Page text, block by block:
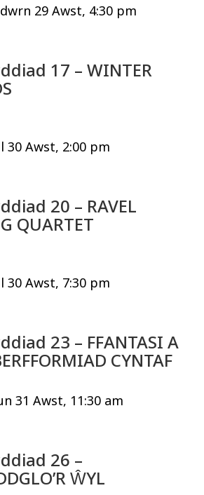
29 Awst, 4:30 pm
17 – WINTER
30 Awst, 2:00 pm
20 – RAVEL
QUARTET
30 Awst, 7:30 pm
23 – FFANTASI A
CYNTAF
31 Awst, 11:30 am
26 –
ŴYL